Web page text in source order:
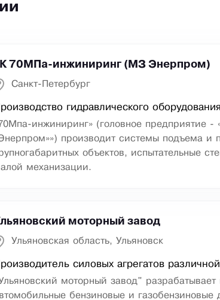
70МПа-инжиниринг (МЗ Энерпром)
Санкт-Петербург
гидравлического оборудования
инжиниринг» (головное предприятие -
производит системы подъема и
объектов, испытательные
механизации.
моторный завод
Ульяновская область, Ульяновск
силовых агрегатов
моторный завод" разрабатывает
бензиновые и газобензиновые